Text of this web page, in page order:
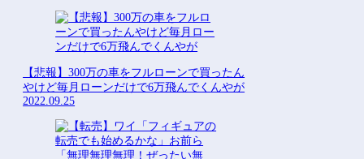
【悲報】300万の車をフルローンで買ったん
やけど毎月ローンだけで6万飛んでくんやが
2022.09.25